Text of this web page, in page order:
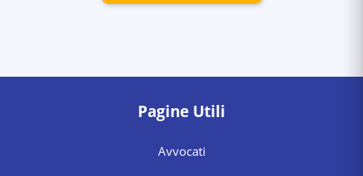
Pagine Utili
Avvocati